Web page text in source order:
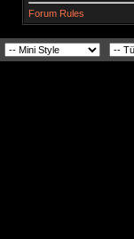
Forum Rules